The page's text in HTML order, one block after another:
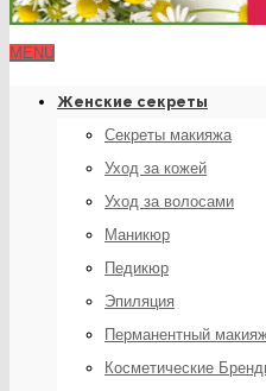
MENU
Женские секреты
Секреты макияжа
Уход за кожей
Уход за волосами
Маникюр
Педикюр
Эпиляция
Перманентный
Косметические